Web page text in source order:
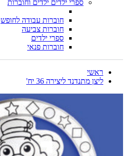
ספרי ילדים ילדים וחוברות
חוברות עבודה לחופש
חוברות צביעה
ספרי ילדים
חוברות פנאי
ראשי
ליצן מתנדנד ליצירה 36 יח'